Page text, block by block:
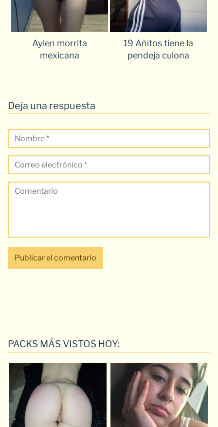
Aylen morrita
mexicana
19 Añitos tiene la
pendeja culona
Deja una respuesta
PACKS MÁS VISTOS HOY: